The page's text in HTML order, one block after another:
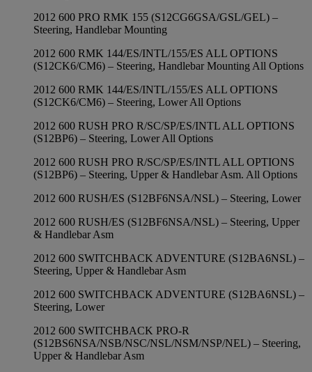
2012 600 PRO RMK 155 (S12CG6GSA/GSL/GEL) –
Steering, Handlebar Mounting
2012 600 RMK 144/ES/INTL/155/ES ALL OPTIONS
(S12CK6/CM6) – Steering, Handlebar Mounting All Options
2012 600 RMK 144/ES/INTL/155/ES ALL OPTIONS
(S12CK6/CM6) – Steering, Lower All Options
2012 600 RUSH PRO R/SC/SP/ES/INTL ALL OPTIONS
(S12BP6) – Steering, Lower All Options
2012 600 RUSH PRO R/SC/SP/ES/INTL ALL OPTIONS
(S12BP6) – Steering, Upper & Handlebar Asm. All Options
2012 600 RUSH/ES (S12BF6NSA/NSL) – Steering, Lower
2012 600 RUSH/ES (S12BF6NSA/NSL) – Steering, Upper
& Handlebar Asm
2012 600 SWITCHBACK ADVENTURE (S12BA6NSL) –
Steering, Upper & Handlebar Asm
2012 600 SWITCHBACK ADVENTURE (S12BA6NSL) –
Steering, Lower
2012 600 SWITCHBACK PRO-R
(S12BS6NSA/NSB/NSC/NSL/NSM/NSP/NEL) – Steering,
Upper & Handlebar Asm